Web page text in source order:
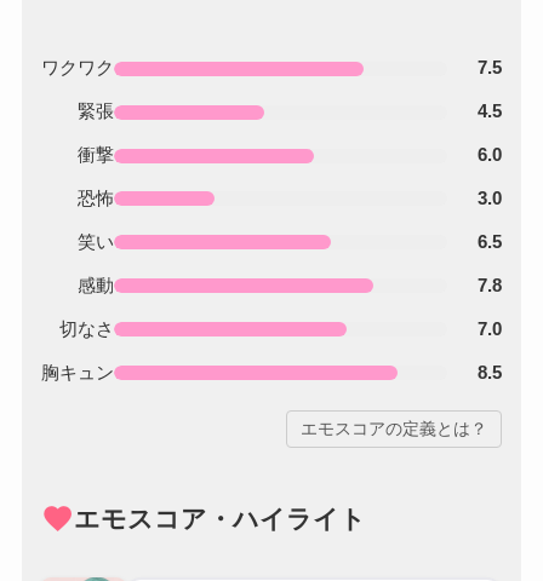
ワクワク 7.5
緊張 4.5
衝撃 6.0
恐怖 3.0
笑い 6.5
感動 7.8
切なさ 7.0
胸キュン 8.5
エモスコアの定義とは？
favoriteエモスコア・ハイライト